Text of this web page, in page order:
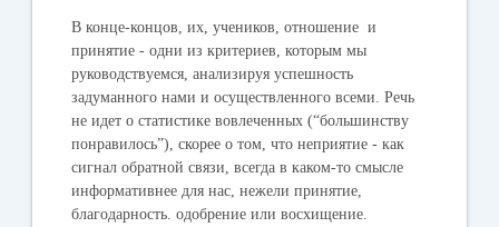
В конце-концов, их, учеников, отношение и
принятие - одни из критериев, которым мы
руководствуемся, анализируя успешность
задуманного нами и осуществленного всеми. Речь
не идет о статистике вовлеченных (“большинству
понравилось”), скорее о том, что неприятие - как
сигнал обратной связи, всегда в каком-то смысле
информативнее для нас, нежели принятие,
благодарность. одобрение или восхищение.